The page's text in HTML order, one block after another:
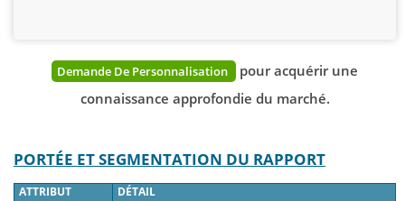
Demande De Personnalisation
pour acquérir une
connaissance approfondie du marché.
PORTÉE ET SEGMENTATION DU RAPPORT
ATTRIBUT
DÉTAIL